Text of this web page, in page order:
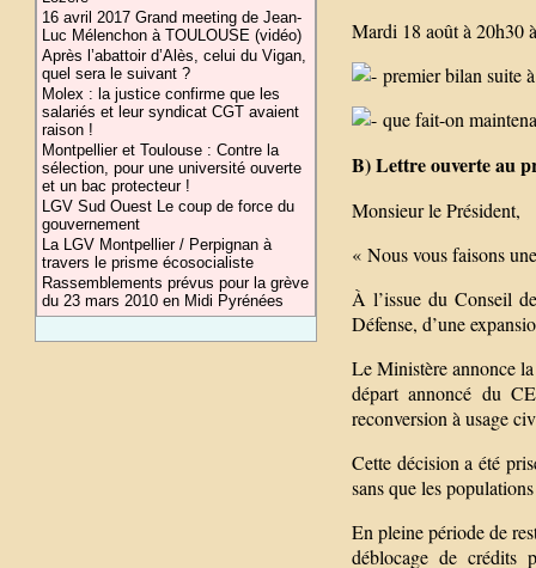
16 avril 2017 Grand meeting de Jean-
Luc Mélenchon à TOULOUSE (vidéo)
Après l’abattoir d’Alès, celui du Vigan,
quel sera le suivant ?
Molex : la justice confirme que les
salariés et leur syndicat CGT avaient
raison !
Montpellier et Toulouse : Contre la
sélection, pour une université ouverte
et un bac protecteur !
LGV Sud Ouest Le coup de force du
gouvernement
La LGV Montpellier / Perpignan à
travers le prisme écosocialiste
Rassemblements prévus pour la grève
du 23 mars 2010 en Midi Pyrénées
Mardi 18 août à 20h30
premier bilan suite
que fait-on
B) Lettre ouverte au
Monsieur le Président,
« Nous vous faisons
À l’issue du Conseil
Défense, d’une
Le Ministère annonce
départ annoncé du
reconversion à usage
Cette décision a été
sans que les
En pleine période de
déblocage de crédits